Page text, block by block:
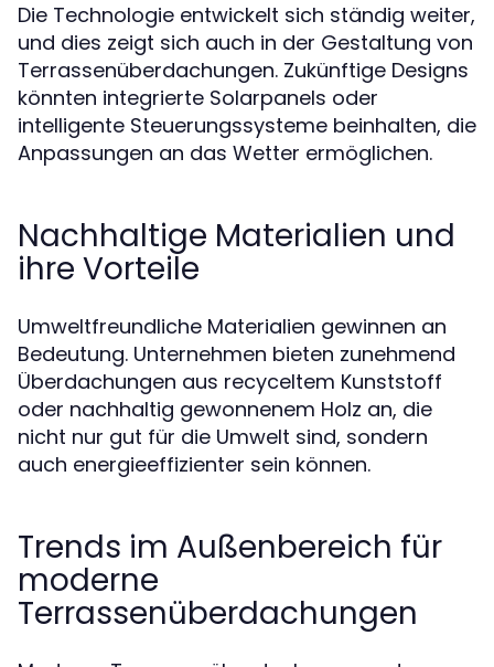
Die Technologie entwickelt sich ständig weiter,
und dies zeigt sich auch in der Gestaltung von
Terrassenüberdachungen. Zukünftige Designs
könnten integrierte Solarpanels oder
intelligente Steuerungssysteme beinhalten, die
Anpassungen an das Wetter ermöglichen.
Nachhaltige Materialien und
ihre Vorteile
Umweltfreundliche Materialien gewinnen an
Bedeutung. Unternehmen bieten zunehmend
Überdachungen aus recyceltem Kunststoff
oder nachhaltig gewonnenem Holz an, die
nicht nur gut für die Umwelt sind, sondern
auch energieeffizienter sein können.
Trends im Außenbereich für
moderne
Terrassenüberdachungen